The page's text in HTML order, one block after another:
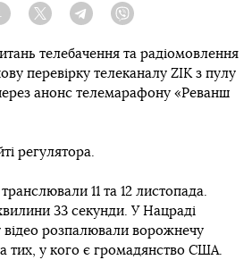
Twitter TelegramViber
телебачення та радіомовлення
перевірку телеканалу ZIK з пулу
анонс телемарафону «Реванш
регулятора.
11 та 12 листопада.
33 секунди. У Нацраді
розпалювали ворожнечу
тих, у кого є громадянство США.